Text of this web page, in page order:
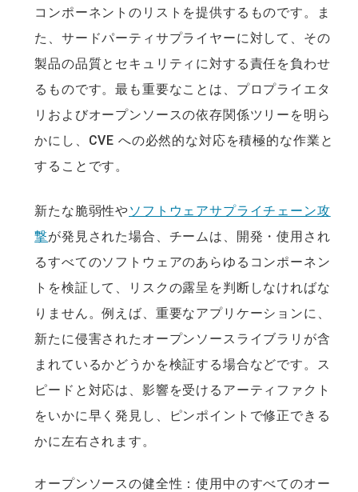
コンポーネントのリストを提供するものです。ま
た、サードパーティサプライヤーに対して、その
製品の品質とセキュリティに対する責任を負わせ
るものです。最も重要なことは、プロプライエタ
リおよびオープンソースの依存関係ツリーを明ら
かにし、CVE への必然的な対応を積極的な作業と
することです。
新たな脆弱性やソフトウェアサプライチェーン攻
撃が発見された場合、チームは、開発・使用され
るすべてのソフトウェアのあらゆるコンポーネン
トを検証して、リスクの露呈を判断しなければな
りません。例えば、重要なアプリケーションに、
新たに侵害されたオープンソースライブラリが含
まれているかどうかを検証する場合などです。ス
ピードと対応は、影響を受けるアーティファクト
をいかに早く発見し、ピンポイントで修正できる
かに左右されます。
オープンソースの健全性：使用中のすべてのオー